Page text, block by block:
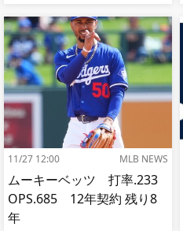
11/27 12:00 MLB NEWS
ムーキーベッツ 打率.233
OPS.685 12年契約 残り8
年